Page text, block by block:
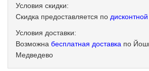
Условия скидки:
Скидка предоставляется по
Условия доставки:
Возможна бесплатная доставка по
Медведево